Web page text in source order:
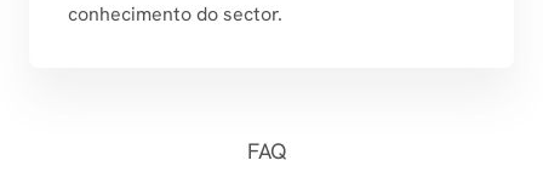
conhecimento do sector.
FAQ